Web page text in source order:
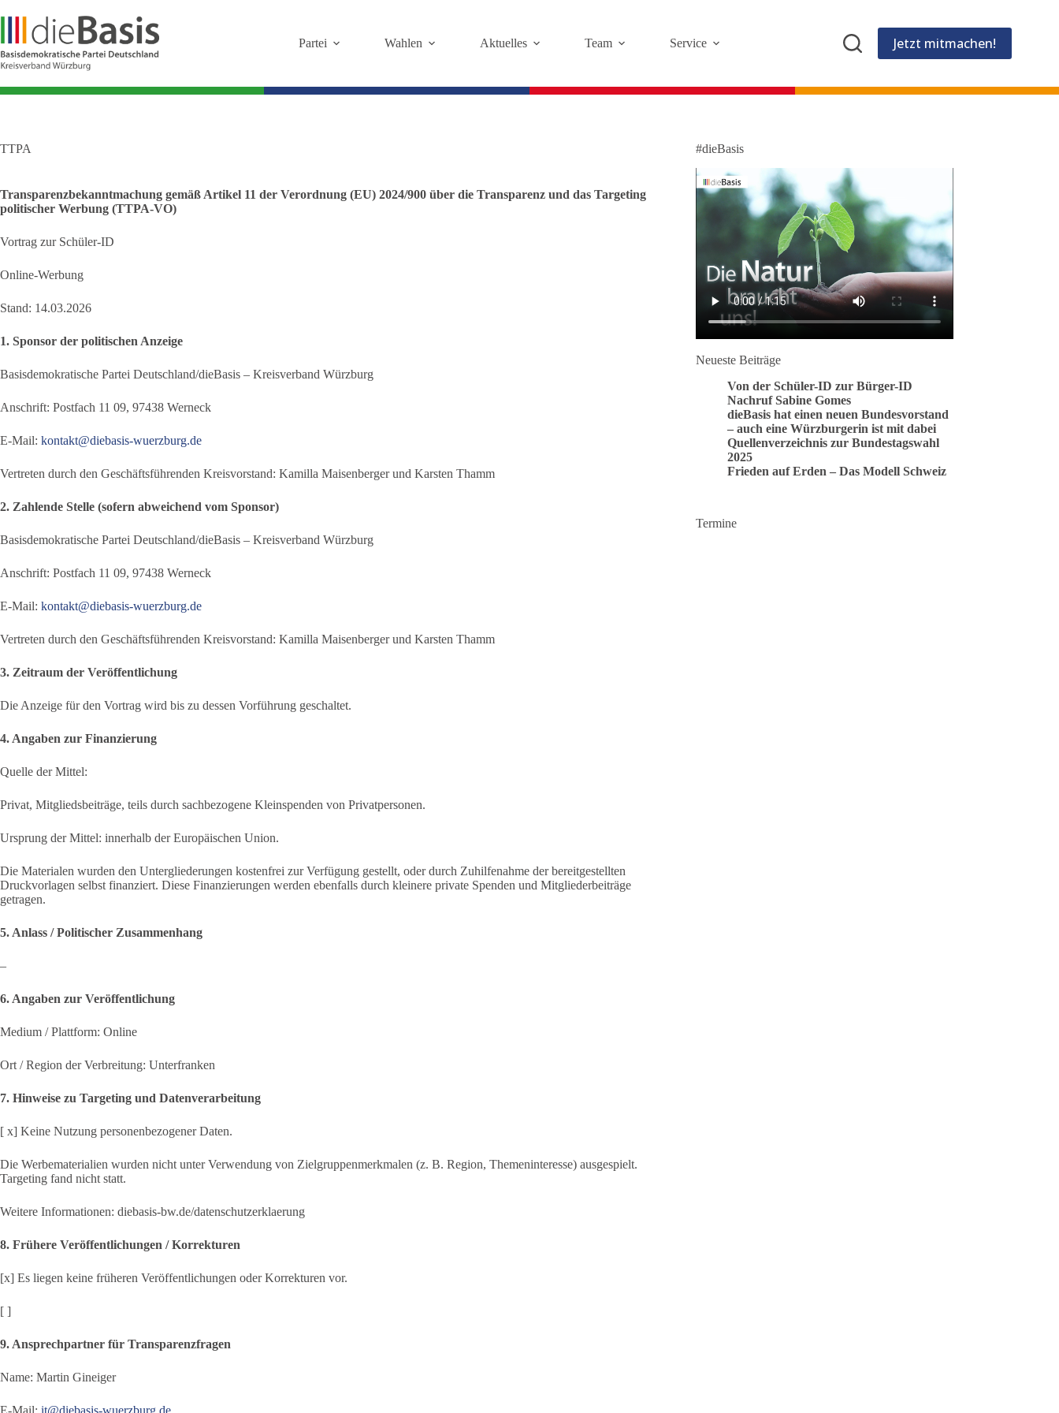
Inhalt
springen
Partei Wahlen Aktuelles Team Service Jetzt mitmachen!
TTPA
Transparenzbekanntmachung gemäß Artikel 11 der Verordnung (EU) 2024/900 über die Transparenz und das Targeting
politischer Werbung (TTPA-VO)
Vortrag zur Schüler-ID
Online-Werbung
Stand: 14.03.2026
1. Sponsor der politischen Anzeige
Basisdemokratische Partei Deutschland/dieBasis – Kreisverband Würzburg
Anschrift: Postfach 11 09, 97438 Werneck
E-Mail: kontakt@diebasis-wuerzburg.de
Vertreten durch den Geschäftsführenden Kreisvorstand: Kamilla Maisenberger und Karsten Thamm
2. Zahlende Stelle (sofern abweichend vom Sponsor)
Basisdemokratische Partei Deutschland/dieBasis – Kreisverband Würzburg
Anschrift: Postfach 11 09, 97438 Werneck
E-Mail: kontakt@diebasis-wuerzburg.de
Vertreten durch den Geschäftsführenden Kreisvorstand: Kamilla Maisenberger und Karsten Thamm
3. Zeitraum der Veröffentlichung
Die Anzeige für den Vortrag wird bis zu dessen Vorführung geschaltet.
4. Angaben zur Finanzierung
Quelle der Mittel:
Privat, Mitgliedsbeiträge, teils durch sachbezogene Kleinspenden von Privatpersonen.
Ursprung der Mittel: innerhalb der Europäischen Union.
Die Materialen wurden den Untergliederungen kostenfrei zur Verfügung gestellt, oder durch Zuhilfenahme der bereitgestellten
Druckvorlagen selbst finanziert. Diese Finanzierungen werden ebenfalls durch kleinere private Spenden und Mitgliederbeiträge
getragen.
5. Anlass / Politischer Zusammenhang
–
6. Angaben zur Veröffentlichung
Medium / Plattform: Online
Ort / Region der Verbreitung: Unterfranken
7. Hinweise zu Targeting und Datenverarbeitung
[ x] Keine Nutzung personenbezogener Daten.
Die Werbematerialien wurden nicht unter Verwendung von Zielgruppenmerkmalen (z. B. Region, Themeninteresse) ausgespielt.
Targeting fand nicht statt.
Weitere Informationen: diebasis-bw.de/datenschutzerklaerung
8. Frühere Veröffentlichungen / Korrekturen
[x] Es liegen keine früheren Veröffentlichungen oder Korrekturen vor.
[ ]
9. Ansprechpartner für Transparenzfragen
Name: Martin Gineiger
E-Mail: it@diebasis-wuerzburg.de
#dieBasis
Neueste Beiträge
Von der Schüler-ID zur Bürger-ID
Nachruf Sabine Gomes
dieBasis hat einen neuen Bundesvorstand
– auch eine Würzburgerin ist mit dabei
Quellenverzeichnis zur Bundestagswahl
2025
Frieden auf Erden – Das Modell Schweiz
Termine